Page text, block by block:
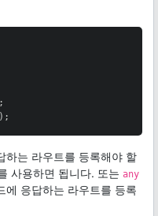
하는 라우트를 등록해야 할
사용하면 됩니다. 또는 any
에 응답하는 라우트를 등록